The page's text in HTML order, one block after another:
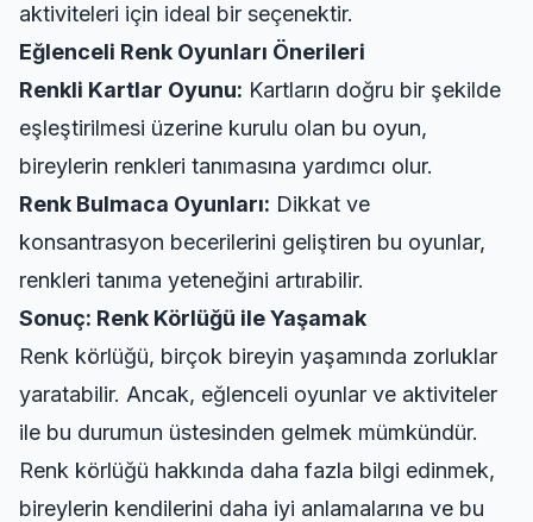
aktiviteleri için ideal bir seçenektir.
Eğlenceli Renk Oyunları Önerileri
Renkli Kartlar Oyunu: Kartların doğru bir şekilde
eşleştirilmesi üzerine kurulu olan bu oyun,
bireylerin renkleri tanımasına yardımcı olur.
Renk Bulmaca Oyunları: Dikkat ve
konsantrasyon becerilerini geliştiren bu oyunlar,
renkleri tanıma yeteneğini artırabilir.
Sonuç: Renk Körlüğü ile Yaşamak
Renk körlüğü, birçok bireyin yaşamında zorluklar
yaratabilir. Ancak, eğlenceli oyunlar ve aktiviteler
ile bu durumun üstesinden gelmek mümkündür.
Renk körlüğü hakkında daha fazla bilgi edinmek,
bireylerin kendilerini daha iyi anlamalarına ve bu